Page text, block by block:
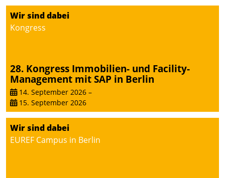
Wir sind dabei
Kongress
28. Kongress Immobilien- und Facility-
Management mit SAP in Berlin
14. September 2026 –
15. September 2026
Wir sind dabei
EUREF Campus in Berlin